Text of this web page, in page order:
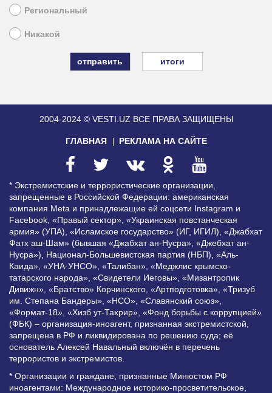
Региональный
Никакой
итоги
2004-2024 © VESTI.UZ ВСЕ ПРАВА ЗАЩИЩЕНЫ
ГЛАВНАЯ РЕКЛАМА НА САЙТЕ
* Экстремистские и террористические организации,
запрещенные в Российской Федерации: американская
компания Meta и принадлежащие ей соцсети Instagram и
Facebook, «Правый сектор», «Украинская повстанческая
армия» (УПА), «Исламское государство» (ИГ, ИГИЛ), «Джабхат
Фатх аш-Шам» (бывшая «Джабхат ан-Нусра», «Джебхат ан-
Нусра»), Национал-Большевистская партия (НБП), «Аль-
Каида», «УНА-УНСО», «Талибан», «Меджлис крымско-
татарского народа», «Свидетели Иеговы», «Мизантропик
Дивижн», «Братство» Корчинского, «Артподготовка», «Тризуб
им. Степана Бандеры», «НСО», «Славянский союз»,
«Формат-18», «Хизб ут-Тахрир», «Фонд борьбы с коррупцией»
(ФБК) – организация-иноагент, признанная экстремистской,
запрещена в РФ и ликвидирована по решению суда; её
основатель Алексей Навальный включён в перечень
террористов и экстремистов.
* Организации и граждане, признанные Минюстом РФ
иноагентами: Международное историко-просветительское,